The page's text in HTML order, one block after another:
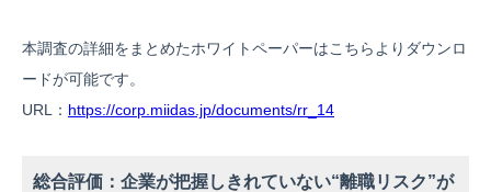
本調査の詳細をまとめたホワイトペーパーはこちらよりダウンロ
ードが可能です。
URL： https://corp.miidas.jp/documents/rr_14
総合評価：企業が把握しきれていない“離職リスク”が